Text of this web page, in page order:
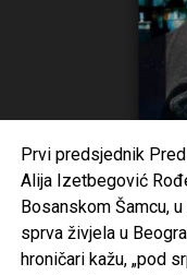
reforme”
Ministar
nekim
ovoj
(Vijeća
Prvi predsjednik
Alija Izetbegović
Bosanskom Šamcu,
sprva živjela u
hroničari kažu, „pod